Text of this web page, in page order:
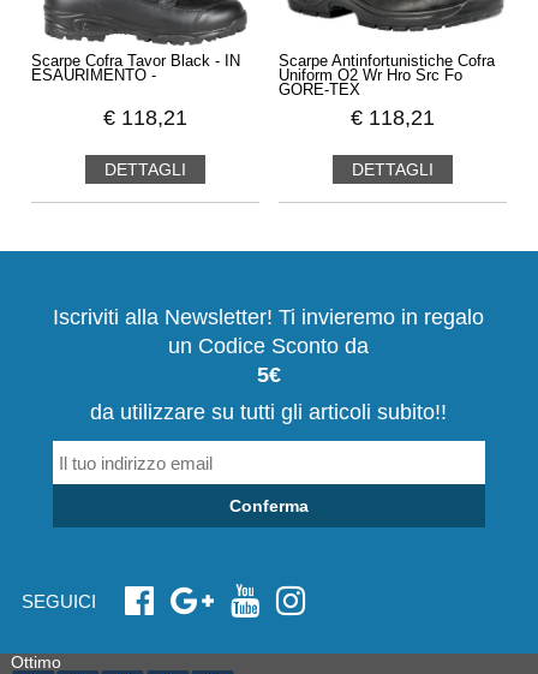
Scarpe Cofra Tavor Black - IN
ESAURIMENTO -
€ 118,21
DETTAGLI
Scarpe Antinfortunistiche Cofra
Uniform O2 Wr Hro Src Fo
GORE-TEX
€ 118,21
DETTAGLI
Iscriviti alla Newsletter! Ti invieremo in regalo
un Codice Sconto da
5€
da utilizzare su tutti gli articoli subito!!
Conferma
SEGUICI
Ottimo